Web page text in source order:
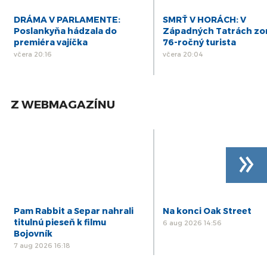
DRÁMA V PARLAMENTE:
Poslankyňa hádzala do
premiéra vajíčka
včera 20:16
SMRŤ V HORÁCH: V
Západných Tatrách
76-ročný turista
včera 20:04
Z WEBMAGAZÍNU
Pam Rabbit a Separ nahrali
titulnú pieseň k filmu
Bojovník
7 aug 2026 16:18
Na konci Oak Street
6 aug 2026 14:56
»